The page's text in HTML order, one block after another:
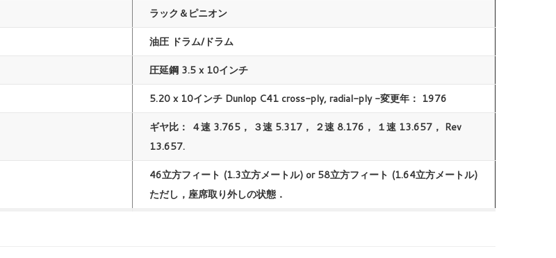
ラック＆ピニオン
油圧 ドラム/ドラム
圧延鋼 3.5 x 10インチ
5.20 x 10インチ Dunlop C41 cross-ply, radial-ply -変更年： 1976
ギヤ比： ４速 3.765， ３速 5.317， ２速 8.176， １速 13.657， Rev
13.657.
46立方フィート (1.3立方メートル) or 58立方フィート (1.64立方メートル)
ただし，座席取り外しの状態．